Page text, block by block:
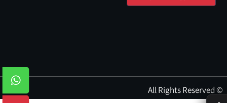
© All Rights Reserved
✕